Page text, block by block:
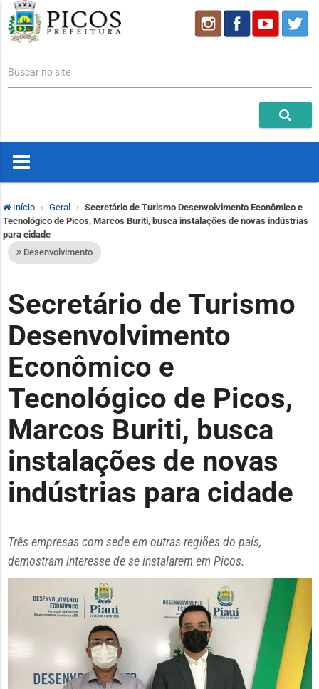
Buscar no site
Início Geral
Secretário de Turismo Desenvolvimento Econômico e
Tecnológico de Picos, Marcos Buriti, busca instalações de novas indústrias
para cidade
Desenvolvimento
Secretário de Turismo
Desenvolvimento
Econômico e
Tecnológico de Picos,
Marcos Buriti, busca
instalações de novas
indústrias para cidade
Três empresas com sede em outras regiões do país,
demostram interesse de se instalarem em Picos.